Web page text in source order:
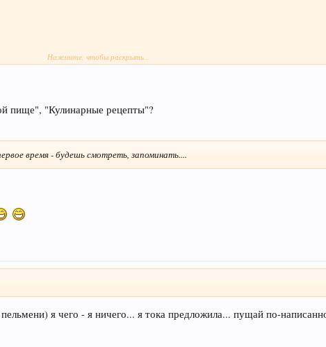
Нажмите, чтобы раскрыть...
пище", "Кулинарные рецепты"?
время - будешь смотреть, запоминать....
я чего - я ничего... я тока предложила... пущай по-